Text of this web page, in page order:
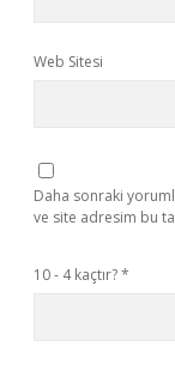
Web Sitesi
Daha sonraki
ve site adresim bu
10 - 4 kaçtır?*